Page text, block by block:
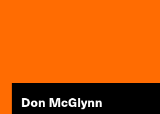
Don McGlynn